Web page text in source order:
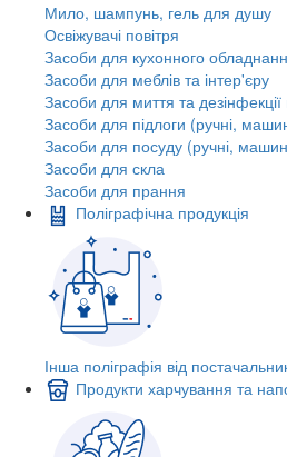
Мило, шампунь, гель для душу
Освіжувачі повітря
Засоби для кухонного
Засоби для меблів та інтер'єру
Засоби для миття та дезінфекції
Засоби для підлоги (ручні,
Засоби для посуду (ручні,
Засоби для скла
Засоби для прання
Поліграфічна продукція
Інша поліграфія від
Продукти харчування та